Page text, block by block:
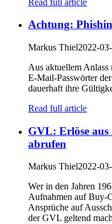
Achtung:
Markus Thiel2022-
Aus aktuellem Anlass
E-Mail-Passwörter
dauerhaft ihre
Read full article
GVL: Erlöse
abrufen
Markus Thiel2022-
Wer in den Jahren
Aufnahmen auf Buy-
Ansprüche auf
der GVL geltend